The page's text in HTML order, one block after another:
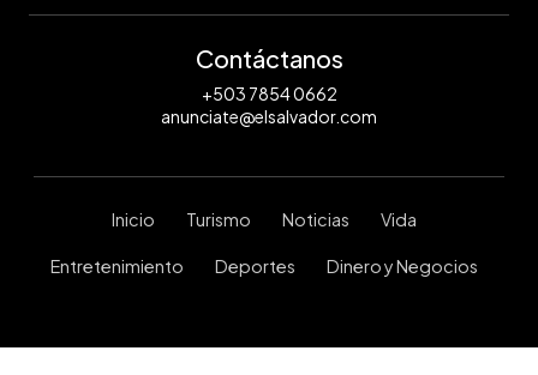
Contáctanos
+503 7854 0662
anunciate@elsalvador.com
Inicio Turismo Noticias Vida
Entretenimiento Deportes Dinero y Negocios